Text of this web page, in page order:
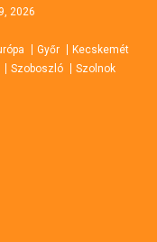
2026
Győr
Kecskemét
Szoboszló Szolnok